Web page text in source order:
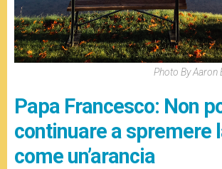
Photo By Aaron
Papa Francesco: Non
continuare a spremere
come un’arancia